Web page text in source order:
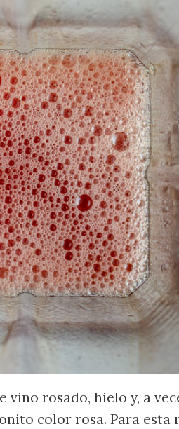
rosado, hielo y, a
color rosa. Para esta